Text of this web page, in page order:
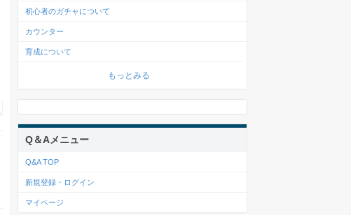
初心者のガチャについて
カウンター
育成について
もっとみる
Q＆Aメニュー
Q&A TOP
新規登録・ログイン
マイページ